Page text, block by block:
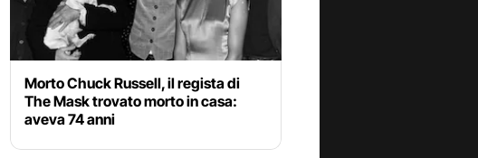
Morto Chuck Russell, il regista di
The Mask trovato morto in casa:
aveva 74 anni